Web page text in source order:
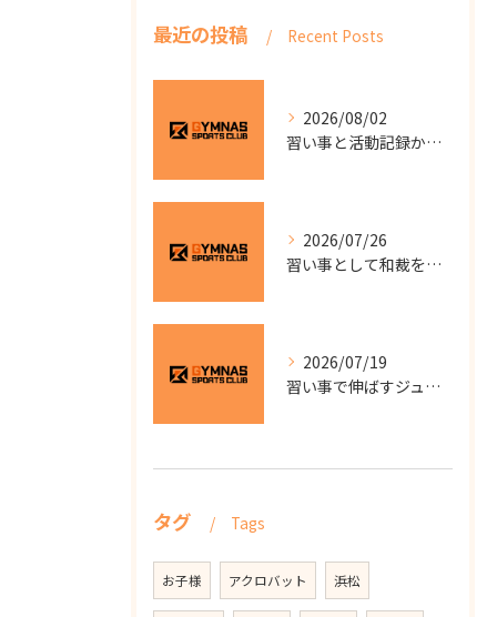
最近の投稿 Recent Posts
2026/08/02
習い事と活動記録から見る静岡県浜松市中央区東三方町の地域教室選びガイド
2026/07/26
習い事として和裁を始めるなら自分のペースで学べる少人数教室の選び方と費用を徹底解説
2026/07/19
習い事で伸ばすジュニアサッカー静岡県浜松市中央区大柳町のスクール選びと子供の成長ポイント
タグ Tags
お子様 アクロバット 浜松